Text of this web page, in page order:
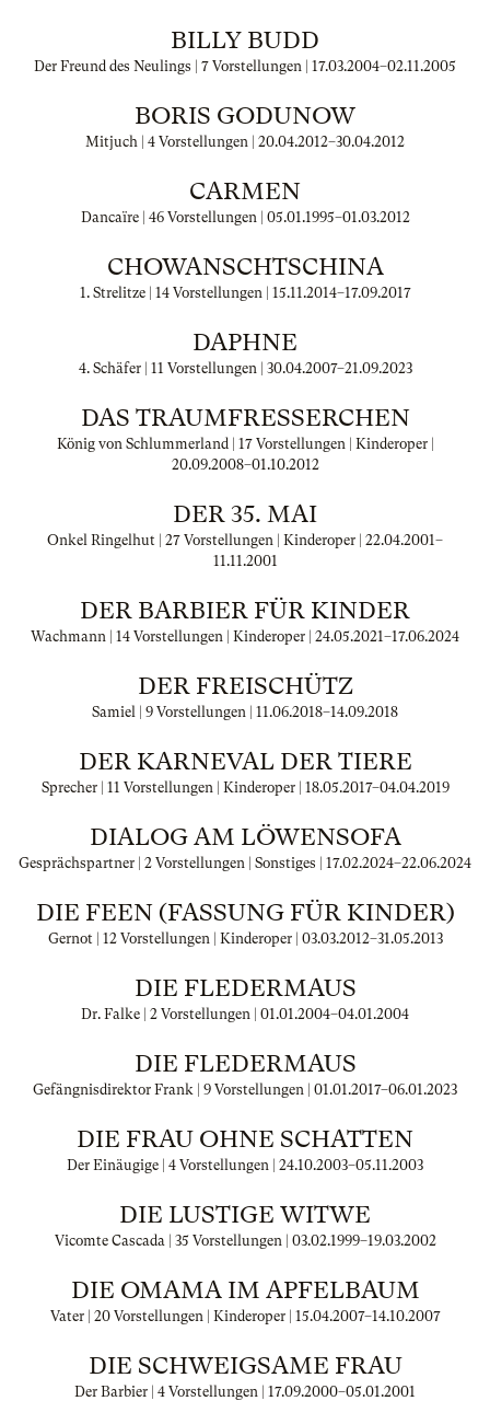
BILLY BUDD
Der Freund des Neulings | 7 Vorstellungen | 17.03.2004–02.11.2005
BORIS GODUNOW
Mitjuch | 4 Vorstellungen | 20.04.2012–30.04.2012
CARMEN
Dancaïre | 46 Vorstellungen | 05.01.1995–01.03.2012
CHOWANSCHTSCHINA
1. Strelitze | 14 Vorstellungen | 15.11.2014–17.09.2017
DAPHNE
4. Schäfer | 11 Vorstellungen | 30.04.2007–21.09.2023
DAS TRAUMFRESSERCHEN
König von Schlummerland | 17 Vorstellungen | Kinderoper |
20.09.2008–01.10.2012
DER 35. MAI
Onkel Ringelhut | 27 Vorstellungen | Kinderoper | 22.04.2001–
11.11.2001
DER BARBIER FÜR KINDER
Wachmann | 14 Vorstellungen | Kinderoper | 24.05.2021–17.06.2024
DER FREISCHÜTZ
Samiel | 9 Vorstellungen | 11.06.2018–14.09.2018
DER KARNEVAL DER TIERE
Sprecher | 11 Vorstellungen | Kinderoper | 18.05.2017–04.04.2019
DIALOG AM LÖWENSOFA
Gesprächspartner | 2 Vorstellungen | Sonstiges | 17.02.2024–22.06.2024
DIE FEEN (FASSUNG FÜR KINDER)
Gernot | 12 Vorstellungen | Kinderoper | 03.03.2012–31.05.2013
DIE FLEDERMAUS
Dr. Falke | 2 Vorstellungen | 01.01.2004–04.01.2004
DIE FLEDERMAUS
Gefängnisdirektor Frank | 9 Vorstellungen | 01.01.2017–06.01.2023
DIE FRAU OHNE SCHATTEN
Der Einäugige | 4 Vorstellungen | 24.10.2003–05.11.2003
DIE LUSTIGE WITWE
Vicomte Cascada | 35 Vorstellungen | 03.02.1999–19.03.2002
DIE OMAMA IM APFELBAUM
Vater | 20 Vorstellungen | Kinderoper | 15.04.2007–14.10.2007
DIE SCHWEIGSAME FRAU
Der Barbier | 4 Vorstellungen | 17.09.2000–05.01.2001